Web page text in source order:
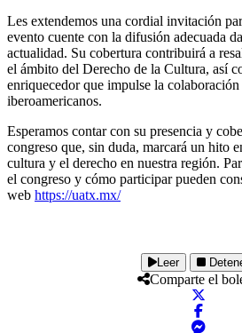
Les extendemos una cordial invitación
evento cuente con la difusión adecuada
actualidad. Su cobertura contribuirá a
el ámbito del Derecho de la Cultura, así
enriquecedor que impulse la colaboración
iberoamericanos.
Esperamos contar con su presencia y
congreso que, sin duda, marcará un hito
cultura y el derecho en nuestra región.
el congreso y cómo participar pueden
web https://uatx.mx/
Leer
Comparte el